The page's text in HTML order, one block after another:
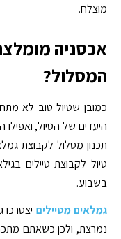
מוצלח.
אכסניה
המסלול?
כמובן שטיול טוב לא
היעדים של הטיול,
תכנון מסלול לקבוצת
בשבוע.
גמלאים מטיילים
נמרצת, ולכן כשאתם